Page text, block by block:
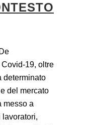
19, oltre
determinato
del mercato
messo a
lavoratori,